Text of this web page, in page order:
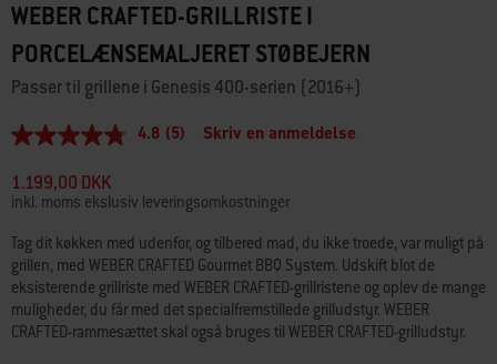
WEBER CRAFTED-GRILLRISTE I
PORCELÆNSEMALJERET STØBEJERN
Passer til grillene i Genesis 400-serien (2016+)
4.8
af
5
stjerner,
gennemsnitlig
bedømmelsesværdi.
Read
5
Reviews.
Samme
sidelink.
4.8 (5) Skriv en anmeldelse
1.199,00 DKK
inkl. moms ekslusiv leveringsomkostninger
Tag dit køkken med udenfor, og tilbered mad, du ikke troede, var muligt på
grillen, med WEBER CRAFTED Gourmet BBQ System. Udskift blot de
eksisterende grillriste med WEBER CRAFTED-grillristene og oplev de mange
muligheder, du får med det specialfremstillede grilludstyr. WEBER
CRAFTED-rammesættet skal også bruges til WEBER CRAFTED-grilludstyr.